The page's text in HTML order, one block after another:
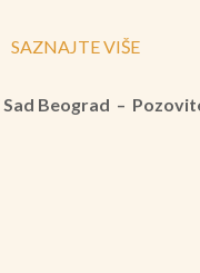
SAZNAJTE VIŠE
Beograd –